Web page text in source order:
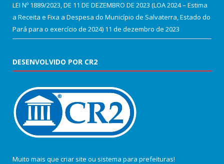
LEI Nº 1889/2023, DE 11 DE DEZEMBRO DE 2023 (LOA 2024 – Estima
a Receita e Fixa a Despesa do Município de Salvaterra, Estado do
Pará para o exercício de 2024) 11 de dezembro de 2023
DESENVOLVIDO POR CR2
Muito mais que criar site ou sistema para prefeituras!